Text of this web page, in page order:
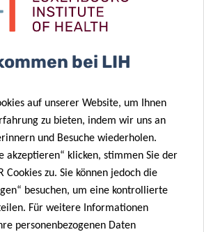
be
of the WHO
European
Reference
Measles and
Rubella at LIH
NextImmune
PhD retreat
2019: insights
into hot
bei LIH
auf unserer Website, um Ihnen
zu bieten, indem wir uns an
und Besuche wiederholen.
akzeptieren“ klicken, stimmen Sie der
Cookies zu. Sie können jedoch die
besuchen, um eine kontrollierte
Für weitere Informationen
personenbezogenen Daten